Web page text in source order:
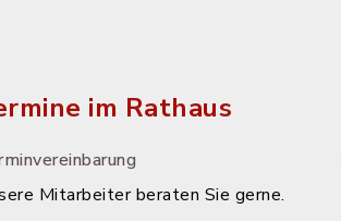
im Rathaus
Mitarbeiter beraten Sie gerne.